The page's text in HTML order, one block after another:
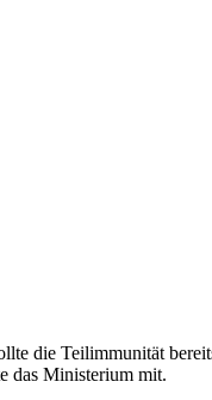
die Teilimmunität
das Ministerium mit.